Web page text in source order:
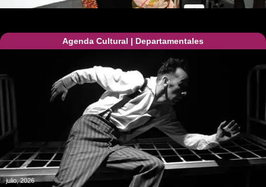
Agenda Cultural | Departamentales
julio, 2026